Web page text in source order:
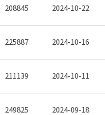
208845 2024-10-22
225887 2024-10-16
211139 2024-10-11
249825 2024-09-18